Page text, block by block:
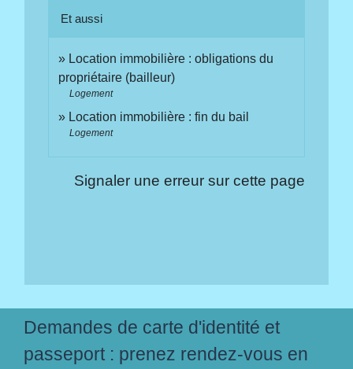
Et aussi
Location immobilière : obligations du
propriétaire (bailleur)
Logement
Location immobilière : fin du bail
Logement
Signaler une erreur sur cette page
Demandes de carte d'identité et
passeport : prenez rendez-vous en